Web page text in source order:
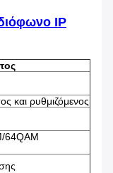
IP
και ρυθμιζόμενος
64QAM